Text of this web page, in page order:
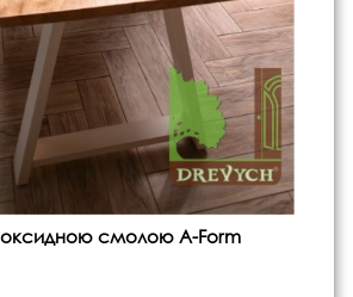
смолою A-Form